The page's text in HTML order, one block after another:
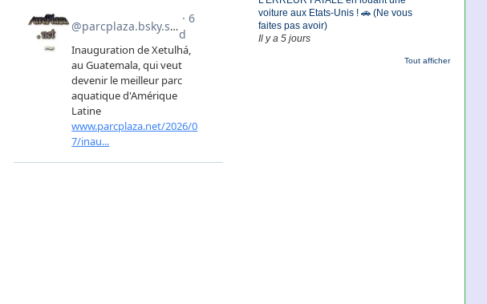
voiture aux Etats-Unis ! 🚗 (Ne vous
faites pas avoir)
Il y a 5 jours
Tout afficher